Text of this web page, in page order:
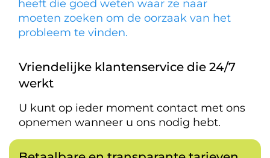
heeft die goed weten waar ze naar
moeten zoeken om de oorzaak van het
probleem te vinden.
Vriendelijke klantenservice die 24/7
werkt
U kunt op ieder moment contact met ons
opnemen wanneer u ons nodig hebt.